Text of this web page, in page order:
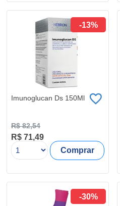
-13%
Imunoglucan Ds 150Ml
R$ 82,54
R$ 71,49
Comprar
-30%